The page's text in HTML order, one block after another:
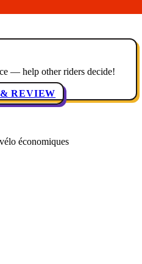
— help other riders decide!
REVIEW
économiques